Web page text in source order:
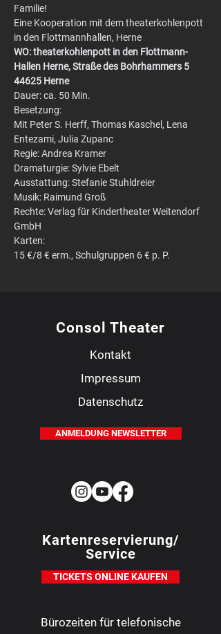
Familie!
Eine Kooperation mit dem theaterkohlenpott
in den Flottmannhallen, Herne
WO: theaterkohlenpott in den Flottmann-
Hallen Herne, Straße des Bohrhammers 5
44625 Herne
Dauer: ca. 50 Min.
Besetzung:
Mit Peter S. Herff, Thomas Kaschel, Lena
Entezami, Julia Zupanc
Regie: Andrea Kramer
Dramaturgie: Sylvie Ebelt
Ausstattung: Stefanie Stuhldreier
Musik: Raimund Groß
Rechte: Verlag für Kindertheater Weitendorf
GmbH
Karten:
15 €/8 € erm., Schulgruppen 6 € p. P.
Consol Theater
Kontakt
Impressum
Datenschutz
ANMELDUNG NEWSLETTER
Kartenreservierung/
Service
TICKETS ONLINE KAUFEN
Bürozeiten für telefonische